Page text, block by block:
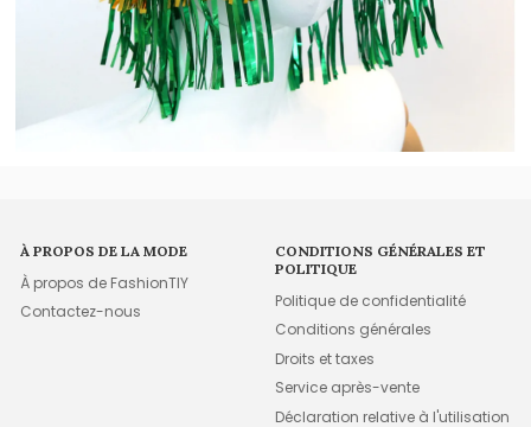
À PROPOS DE LA MODE
À propos de FashionTIY
Contactez-nous
CONDITIONS GÉNÉRALES ET
POLITIQUE
Politique de confidentialité
Conditions générales
Droits et taxes
Service après-vente
Déclaration relative à l'utilisation